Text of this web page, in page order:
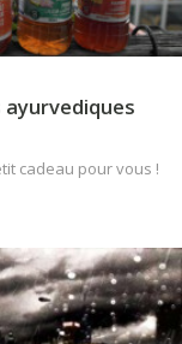
ayurvediques
cadeau pour vous !